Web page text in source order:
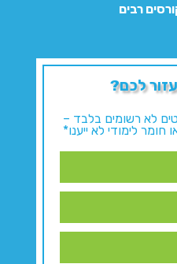
רבים
לכם?
לא רשומים בלבד –
לימודי לא ייענו*